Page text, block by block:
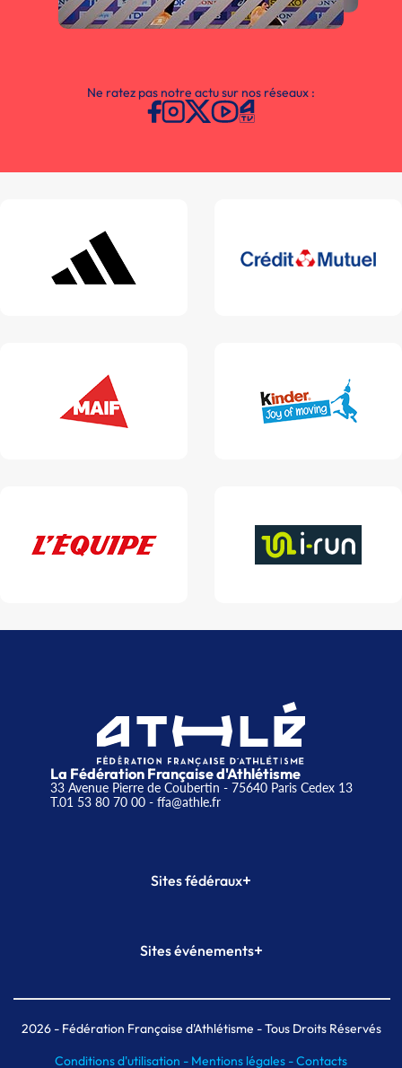
Ne ratez pas notre actu sur nos réseaux :
La Fédération Française d'Athlétisme
33 Avenue Pierre de Coubertin - 75640 Paris Cedex 13
T.01 53 80 70 00- ffa@athle.fr
Sites fédéraux+
Plateforme Formation
Sites événements+
Meeting de Paris indoor
MAIF Ekiden de Paris
2026- Fédération Française d'Athlétisme - Tous Droits Réservés
Conditions d'utilisation - Mentions légales -Contacts